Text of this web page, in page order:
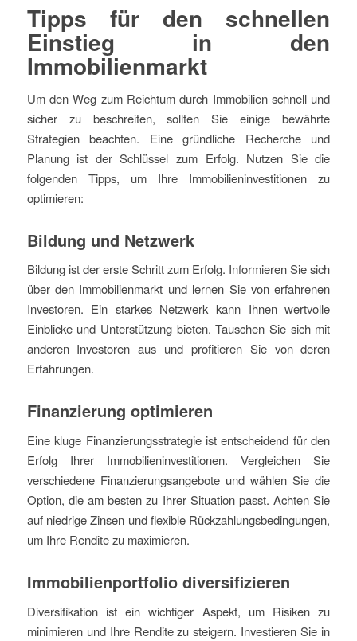
Tipps für den schnellen
Einstieg in den
Immobilienmarkt
Um den Weg zum Reichtum durch Immobilien schnell und
sicher zu beschreiten, sollten Sie einige bewährte
Strategien beachten. Eine gründliche Recherche und
Planung ist der Schlüssel zum Erfolg. Nutzen Sie die
folgenden Tipps, um Ihre Immobilieninvestitionen zu
optimieren:
Bildung und Netzwerk
Bildung ist der erste Schritt zum Erfolg. Informieren Sie sich
über den Immobilienmarkt und lernen Sie von erfahrenen
Investoren. Ein starkes Netzwerk kann Ihnen wertvolle
Einblicke und Unterstützung bieten. Tauschen Sie sich mit
anderen Investoren aus und profitieren Sie von deren
Erfahrungen.
Finanzierung optimieren
Eine kluge Finanzierungsstrategie ist entscheidend für den
Erfolg Ihrer Immobilieninvestitionen. Vergleichen Sie
verschiedene Finanzierungsangebote und wählen Sie die
Option, die am besten zu Ihrer Situation passt. Achten Sie
auf niedrige Zinsen und flexible Rückzahlungsbedingungen,
um Ihre Rendite zu maximieren.
Immobilienportfolio diversifizieren
Diversifikation ist ein wichtiger Aspekt, um Risiken zu
minimieren und Ihre Rendite zu steigern. Investieren Sie in